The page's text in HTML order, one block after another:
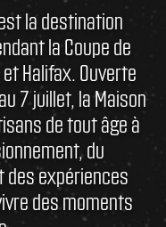
la destination
la Coupe de
Halifax. Ouverte
7 juillet, la Maison
de tout âge à
du
expériences
des moments